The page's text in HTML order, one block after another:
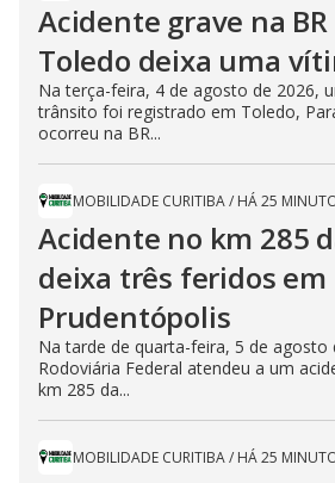
Acidente grave na
Toledo deixa uma
Na terça-feira, 4 de agosto de 2026,
trânsito foi registrado em Toledo,
ocorreu na BR...
MOBILIDADE CURITIBA/ HÁ 25
Acidente no km 285
deixa três feridos em
Prudentópolis
Na tarde de quarta-feira, 5 de agosto
Rodoviária Federal atendeu a um
km 285 da...
MOBILIDADE CURITIBA/ HÁ 25